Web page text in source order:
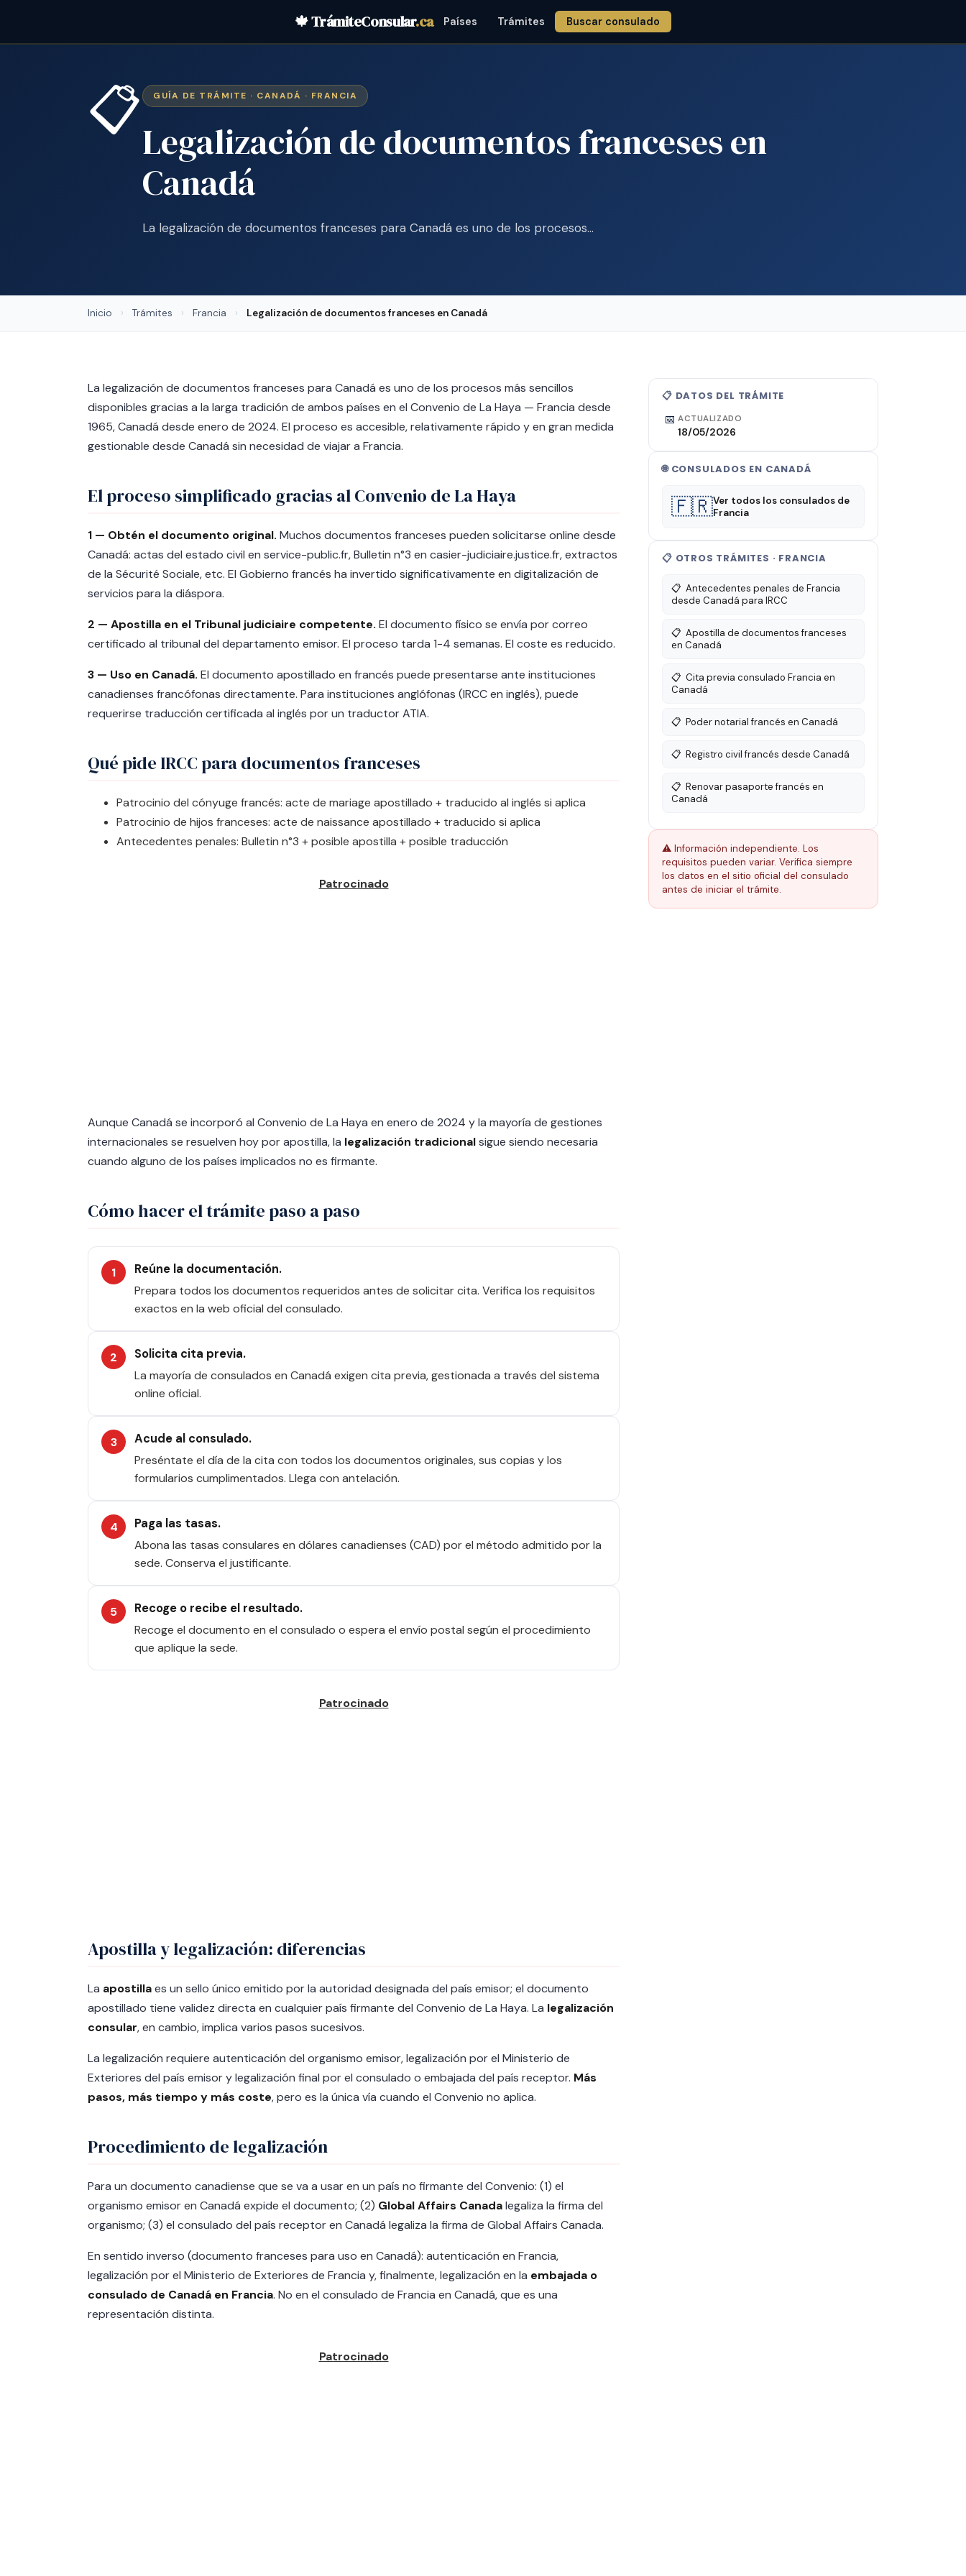
🍁 TrámiteConsular.ca Países Trámites Buscar consulado
📋 GUÍA DE TRÁMITE · CANADÁ · FRANCIA
Legalización de documentos franceses en
Canadá
La legalización de documentos franceses para Canadá es uno de los procesos…
Inicio › Trámites › Francia › Legalización de documentos franceses en Canadá
📋 DATOS DEL TRÁMITE
📅 ACTUALIZADO
18/05/2026
🌐 CONSULADOS EN CANADÁ
🇫🇷Ver todos los consulados de
Francia
📋 OTROS TRÁMITES · FRANCIA
📋 Antecedentes penales de Francia
desde Canadá para IRCC
📋 Apostilla de documentos franceses
en Canadá
📋 Cita previa consulado Francia en
Canadá
📋 Poder notarial francés en Canadá
📋 Registro civil francés desde Canadá
📋 Renovar pasaporte francés en
Canadá
⚠️ Información independiente. Los
requisitos pueden variar. Verifica siempre
los datos en el sitio oficial del consulado
antes de iniciar el trámite.
La legalización de documentos franceses para Canadá es uno de los procesos más sencillos
disponibles gracias a la larga tradición de ambos países en el Convenio de La Haya — Francia desde
1965, Canadá desde enero de 2024. El proceso es accesible, relativamente rápido y en gran medida
gestionable desde Canadá sin necesidad de viajar a Francia.
El proceso simplificado gracias al Convenio de La Haya
1 — Obtén el documento original. Muchos documentos franceses pueden solicitarse online desde
Canadá: actas del estado civil en service-public.fr, Bulletin n°3 en casier-judiciaire.justice.fr, extractos
de la Sécurité Sociale, etc. El Gobierno francés ha invertido significativamente en digitalización de
servicios para la diáspora.
2 — Apostilla en el Tribunal judiciaire competente. El documento físico se envía por correo
certificado al tribunal del departamento emisor. El proceso tarda 1-4 semanas. El coste es reducido.
3 — Uso en Canadá. El documento apostillado en francés puede presentarse ante instituciones
canadienses francófonas directamente. Para instituciones anglófonas (IRCC en inglés), puede
requerirse traducción certificada al inglés por un traductor ATIA.
Qué pide IRCC para documentos franceses
Patrocinio del cónyuge francés: acte de mariage apostillado + traducido al inglés si aplica
Patrocinio de hijos franceses: acte de naissance apostillado + traducido si aplica
Antecedentes penales: Bulletin n°3 + posible apostilla + posible traducción
Aunque Canadá se incorporó al Convenio de La Haya en enero de 2024 y la mayoría de gestiones
internacionales se resuelven hoy por apostilla, la legalización tradicionalsigue siendo necesaria
cuando alguno de los países implicados no es firmante.
Cómo hacer el trámite paso a paso
Reúne la documentación.
Prepara todos los documentos requeridos antes de solicitar cita. Verifica los requisitos
exactos en la web oficial del consulado.
Solicita cita previa.
La mayoría de consulados en Canadá exigen cita previa, gestionada a través del sistema
online oficial.
Acude al consulado.
Preséntate el día de la cita con todos los documentos originales, sus copias y los
formularios cumplimentados. Llega con antelación.
Paga las tasas.
Abona las tasas consulares en dólares canadienses (CAD) por el método admitido por la
sede. Conserva el justificante.
Recoge o recibe el resultado.
Recoge el documento en el consulado o espera el envío postal según el procedimiento
que aplique la sede.
Apostilla y legalización: diferencias
La apostillaes un sello único emitido por la autoridad designada del país emisor; el documento
apostillado tiene validez directa en cualquier país firmante del Convenio de La Haya. La legalización
consular, en cambio, implica varios pasos sucesivos.
La legalización requiere autenticación del organismo emisor, legalización por el Ministerio de
Exteriores del país emisor y legalización final por el consulado o embajada del país receptor. Más
pasos, más tiempo y más coste, pero es la única vía cuando el Convenio no aplica.
Procedimiento de legalización
Para un documento canadiense que se va a usar en un país no firmante del Convenio: (1) el
organismo emisor en Canadá expide el documento; (2) Global Affairs Canadalegaliza la firma del
organismo; (3) el consulado del país receptor en Canadá legaliza la firma de Global Affairs Canada.
En sentido inverso (documento franceses para uso en Canadá): autenticación en Francia,
legalización por el Ministerio de Exteriores de Francia y, finalmente, legalización en la embajada o
consulado de Canadá en Francia. No en el consulado de Francia en Canadá, que es una
representación distinta.